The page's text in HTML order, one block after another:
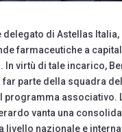
di Astellas Italia,
farmaceutiche a
In virtù di tale incarico,
parte della squadra
programma
vanta una
livello nazionale e